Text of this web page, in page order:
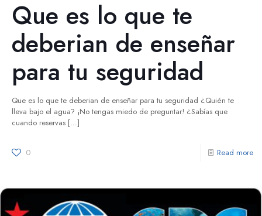
Que es lo que te
deberian de enseñar
para tu seguridad
Que es lo que te deberian de enseñar para tu seguridad ¿Quién te
lleva bajo el agua? ¡No tengas miedo de preguntar! ¿Sabías que
cuando reservas […]
0 Read more